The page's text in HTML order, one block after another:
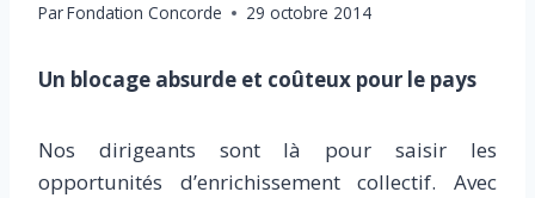
ParFondation Concorde 29 octobre 2014
Un blocage absurde et coûteux pour le pays
Nos dirigeants sont là pour saisir les
opportunités d’enrichissement collectif. Avec